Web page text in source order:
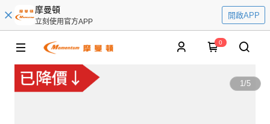
摩曼頓
立刻使用官方APP
開啟APP
0
1/5